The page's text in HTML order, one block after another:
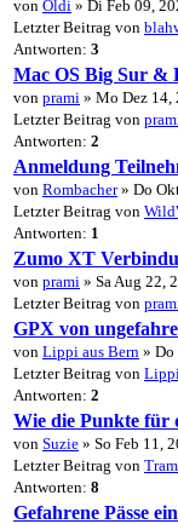
von Oldi » Di Feb 09,
Letzter Beitrag von
Antworten: 3
Mac OS Big Sur &
von prami » Mo Dez 14,
Letzter Beitrag von
Antworten: 2
Anmeldung
von Rombacher» Do
Letzter Beitrag von
Antworten: 1
Zumo XT
von prami » Sa Aug 22,
Letzter Beitrag von
GPX von
von Lippi aus Bern » Do
Letzter Beitrag von
Antworten: 2
Wie die Punkte für
von Suzie » So Feb 11,
Letzter Beitrag von
Antworten: 8
Gefahrene Pässe